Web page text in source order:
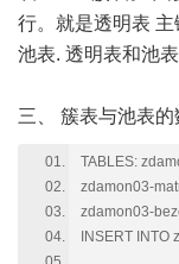
行。就是透明表
池表. 透明表和池
三、 簇表与池表的
TABLES:
zdamon03-
zdamon03-
INSERT